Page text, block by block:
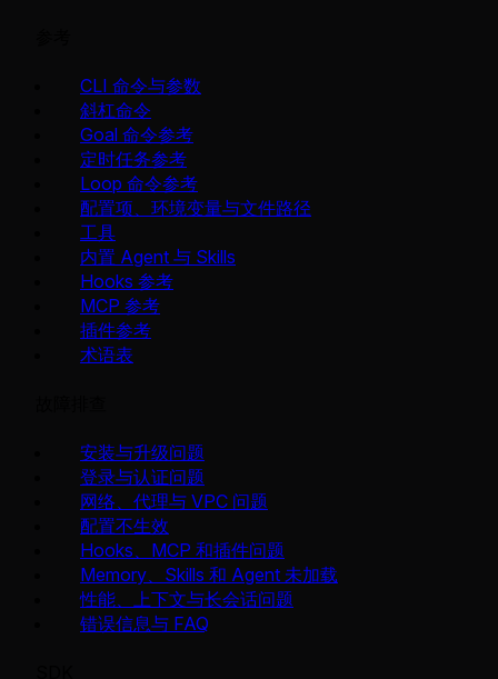
CLI 命令与参数
斜杠命令
Goal 命令参考
定时任务参考
Loop 命令参考
配置项、环境变量与文件路径
工具
内置 Agent 与 Skills
Hooks 参考
MCP 参考
插件参考
术语表
安装与升级问题
登录与认证问题
网络、代理与 VPC 问题
配置不生效
Hooks、MCP 和插件问题
Memory、Skills 和 Agent 未加载
性能、上下文与长会话问题
错误信息与 FAQ